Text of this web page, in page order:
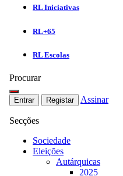
RL Iniciativas
RL+65
RL Escolas
Procurar
Entrar Registar Assinar
Secções
Sociedade
Eleições
Autárquicas
2025